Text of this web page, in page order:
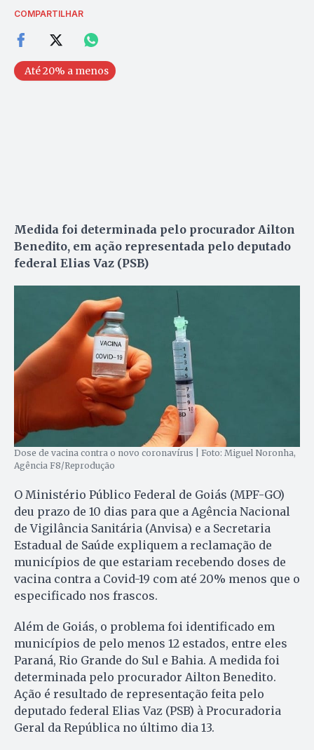
COMPARTILHAR
Até 20% a menos
Medida foi determinada pelo procurador Ailton
Benedito, em ação representada pelo deputado
federal Elias Vaz (PSB)
Dose de vacina contra o novo coronavírus | Foto: Miguel Noronha,
Agência F8/Reprodução
O Ministério Público Federal de Goiás (MPF-GO)
deu prazo de 10 dias para que a Agência Nacional
de Vigilância Sanitária (Anvisa) e a Secretaria
Estadual de Saúde expliquem a reclamação de
municípios de que estariam recebendo doses de
vacina contra a Covid-19 com até 20% menos que o
especificado nos frascos.
Além de Goiás, o problema foi identificado em
municípios de pelo menos 12 estados, entre eles
Paraná, Rio Grande do Sul e Bahia. A medida foi
determinada pelo procurador Ailton Benedito.
Ação é resultado de representação feita pelo
deputado federal Elias Vaz (PSB) à Procuradoria
Geral da República no último dia 13.